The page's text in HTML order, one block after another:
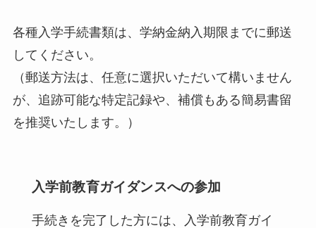
各種入学手続書類は、学納金納入期限までに郵送
してください。
（郵送方法は、任意に選択いただいて構いません
が、追跡可能な特定記録や、補償もある簡易書留
を推奨いたします。）
入学前教育ガイダンスへの参加
手続きを完了した方には、入学前教育ガイ